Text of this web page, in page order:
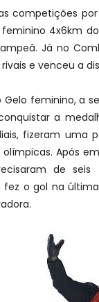
competições
4x6km
Já no
e venceu a
Gelo feminino, a
a
fizeram uma
Após
de seis
fez o gol na